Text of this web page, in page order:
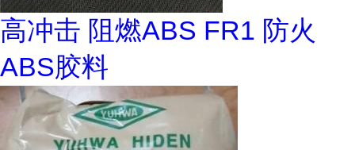
高冲击 阻燃ABS FR1 防火
ABS胶料